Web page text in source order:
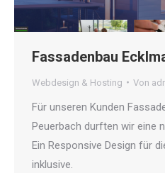
Fassadenbau
Webdesign & Hosting Von
Für unseren Kunden
Peuerbach durften wir eine
Ein Responsive Design für
inklusive.